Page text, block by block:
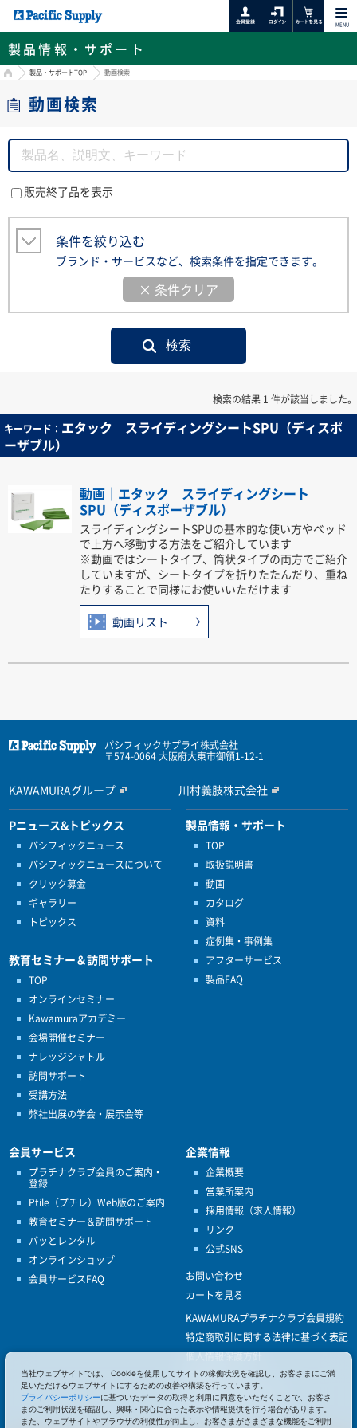
MENU
製品情報・サポート
HOME製品・サポートTOP 動画検索
動画検索
販売終了品を表示
条件を絞り込む
ブランド・サービスなど、検索条件を指定できます。
× 条件クリア
検索の結果 1 件が該当しました。
キーワード： エタック スライディングシートSPU（ディスポ
ーザブル）
動画｜エタック スライディングシート
SPU（ディスポーザブル）
スライディングシートSPUの基本的な使い方やベッド
で上方へ移動する方法をご紹介しています
※動画ではシートタイプ、筒状タイプの両方でご紹介
していますが、シートタイプを折りたたんだり、重ね
たりすることで同様にお使いいただけます
動画リスト
パシフィックサプライ株式会社
〒574-0064 大阪府大東市御領1-12-1
KAWAMURAグループ 川村義肢株式会社
Pニュース&トピックス
パシフィックニュース
パシフィックニュースについて
クリック募金
ギャラリー
トピックス
教育セミナー＆訪問サポート
TOP
オンラインセミナー
Kawamuraアカデミー
会場開催セミナー
ナレッジシャトル
訪問サポート
受講方法
弊社出展の学会・展示会等
製品情報・サポート
TOP
取扱説明書
動画
カタログ
資料
症例集・事例集
アフターサービス
製品FAQ
会員サービス
プラチナクラブ会員のご案内・
登録
Ptile（プチレ）Web版のご案内
教育セミナー＆訪問サポート
パッとレンタル
オンラインショップ
会員サービスFAQ
企業情報
企業概要
営業所案内
採用情報（求人情報）
リンク
公式SNS
お問い合わせ
カートを見る
KAWAMURAプラチナクラブ会員規約
特定商取引に関する法律に基づく表記
個人情報保護方針
ISO9001
健康経営優良法人認定
当社ウェブサイトでは、 Cookieを使用してサイトの稼働状況を確認し、お客さまにご満
足いただけるウェブサイトにするための改善や構築を行っています。
プライバシーポリシーに基づいたデータの取得と利用に同意をいただくことで、お客さ
まのご利用状況を確認し、興味・関心に合った表示や情報提供を行う場合があります。
また、ウェブサイトやブラウザの利便性が向上し、お客さまがさまざまな機能をご利用